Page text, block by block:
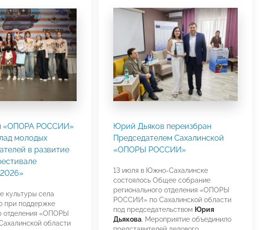
«ОПОРА РОССИИ»
молодых
в развитие
культуры села
при поддержке
отделения «ОПОРЫ
области
Юрий Дьяков переизбран
Председателем Сахалинской
«ОПОРЫ РОССИИ»
13 июля в Южно-Сахалинске
состоялось Общее собрание
регионального отделения «ОПОРЫ
РОССИИ» по Сахалинской области
под председательством Юрия
Дьякова. Мероприятие объединило